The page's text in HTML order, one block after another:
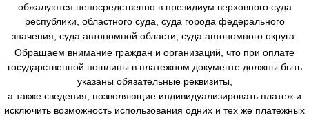
обжалуются непосредственно в президиум верховного суда
республики, областного суда, суда города федерального
значения, суда автономной области, суда автономного округа.
Обращаем внимание граждан и организаций, что при оплате
государственной пошлины в платежном документе должны быть
указаны обязательные реквизиты,
а также сведения, позволяющие индивидуализировать платеж и
исключить возможность использования одних и тех же платежных